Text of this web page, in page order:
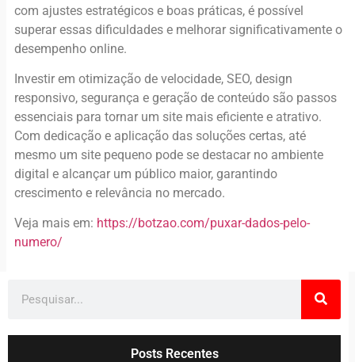
com ajustes estratégicos e boas práticas, é possível
superar essas dificuldades e melhorar significativamente o
desempenho online.
Investir em otimização de velocidade, SEO, design
responsivo, segurança e geração de conteúdo são passos
essenciais para tornar um site mais eficiente e atrativo.
Com dedicação e aplicação das soluções certas, até
mesmo um site pequeno pode se destacar no ambiente
digital e alcançar um público maior, garantindo
crescimento e relevância no mercado.
Veja mais em: https://botzao.com/puxar-dados-pelo-
numero/
Posts Recentes